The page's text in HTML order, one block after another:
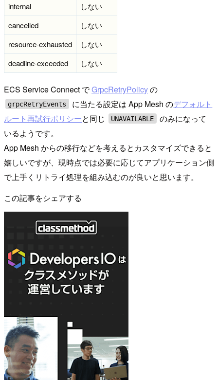
internal
しない
cancelled
しない
resource-exhausted
しない
deadline-exceeded
しない
ECS Service Connect でGrpcRetryPolicyの
grpcRetryEvents に当たる設定は App Mesh のデフォルト
ルート再試行ポリシーと同じ UNAVAILABLE
のみになって
いるようです。
App Mesh からの移行などを考えるとカスタマイズできると
嬉しいですが、現時点では必要に応じてアプリケーション側
で上手くリトライ処理を組み込むのが良いと思います。
この記事をシェアする